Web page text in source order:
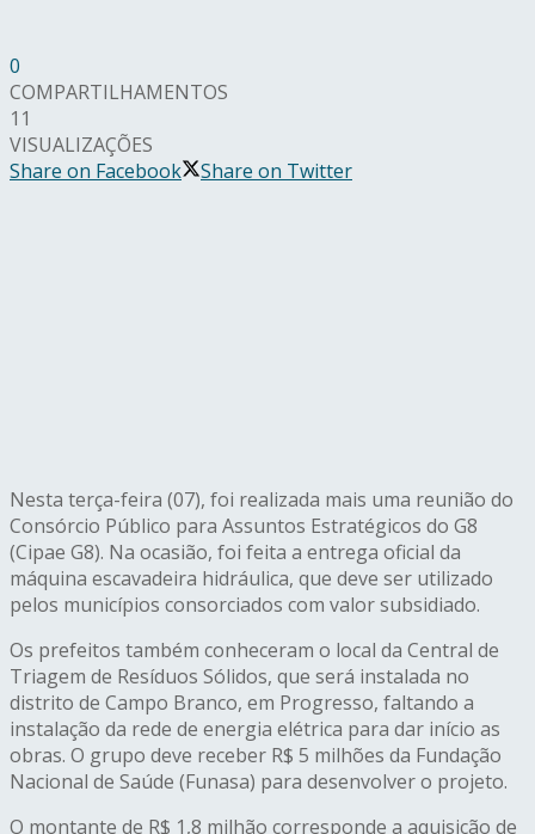
0
COMPARTILHAMENTOS
11
VISUALIZAÇÕES
Share on Facebook
Share on Twitter
Nesta terça-feira (07), foi realizada mais uma reunião do
Consórcio Público para Assuntos Estratégicos do G8
(Cipae G8). Na ocasião, foi feita a entrega oficial da
máquina escavadeira hidráulica, que deve ser utilizado
pelos municípios consorciados com valor subsidiado.
Os prefeitos também conheceram o local da Central de
Triagem de Resíduos Sólidos, que será instalada no
distrito de Campo Branco, em Progresso, faltando a
instalação da rede de energia elétrica para dar início as
obras. O grupo deve receber R$ 5 milhões da Fundação
Nacional de Saúde (Funasa) para desenvolver o projeto.
O montante de R$ 1,8 milhão corresponde a aquisição de